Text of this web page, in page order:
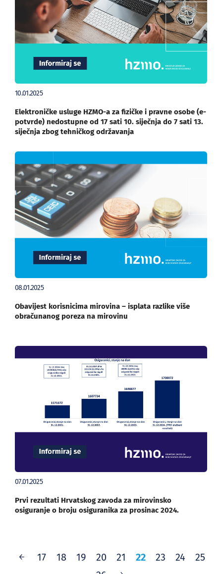
10.01.2025
Elektroničke usluge HZMO-a za fizičke i pravne osobe (e-
potvrde) nedostupne od 17 sati 10. siječnja do 7 sati 13.
siječnja zbog tehničkog održavanja
08.01.2025
Obavijest korisnicima mirovina – isplata razlike više
obračunanog poreza na mirovinu
07.01.2025
Prvi rezultati Hrvatskog zavoda za mirovinsko
osiguranje o broju osiguranika za prosinac 2024.
17 18 19 20 21 22 23 24
25